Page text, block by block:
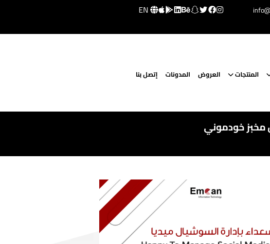
المنتجات العروض المدونات إتصل بنا
مخبز خودموني